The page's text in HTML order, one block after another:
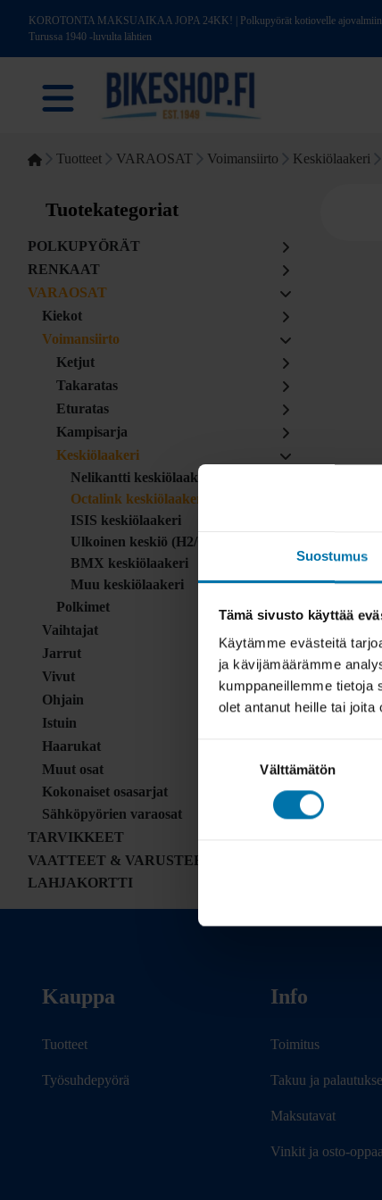
Suostumus
Tämä sivusto käyttää
Käytämme evästeitä
ja kävijämäärämme
kumppaneillemme tietoja
olet antanut heille tai joita
Välttämätön
KOROTONTA MAKSUAIKAA JOPA 24KK! | Polkupyörät kotiovelle
Turussa 1940 -luvulta lähtien
Tuotteet VARAOSAT Voimansiirto Keskiölaakeri
Tuotekategoriat
POLKUPYÖRÄT
RENKAAT
VARAOSAT
Kiekot
Voimansiirto
Ketjut
Takaratas
Eturatas
Kampisarja
Keskiölaakeri
Nelikantti keskiölaakeri
Octalink keskiölaakeri
ISIS keskiölaakeri
Ulkoinen keskiö (H2/GXP/ym)
BMX keskiölaakeri
Muu keskiölaakeri
Polkimet
Vaihtajat
Jarrut
Vivut
Ohjain
Istuin
Haarukat
Muut osat
Kokonaiset osasarjat
Sähköpyörien varaosat
TARVIKKEET
VAATTEET & VARUSTEET
LAHJAKORTTI
Kauppa
Tuotteet
Työsuhdepyörä
Info
Toimitus
Takuu ja
Maksutavat
Vinkit ja osto-